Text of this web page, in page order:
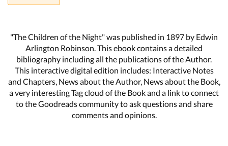
"The Children of the Night" was published in 1897 by Edwin
Arlington Robinson. This ebook contains a detailed
bibliography including all the publications of the Author.
This interactive digital edition includes: Interactive Notes
and Chapters, News about the Author, News about the Book,
a very interesting Tag cloud of the Book and a link to connect
to the Goodreads community to ask questions and share
comments and opinions.